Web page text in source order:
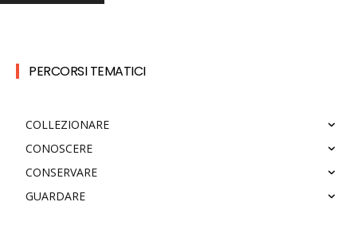
PERCORSI TEMATICI
COLLEZIONARE
CONOSCERE
CONSERVARE
GUARDARE